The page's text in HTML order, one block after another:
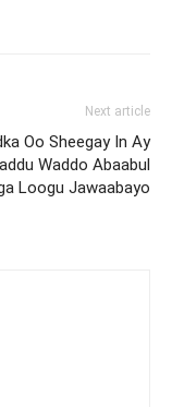
Next article
Oo Sheegay In Ay
Waddo Abaabul
Loogu Jawaabayo